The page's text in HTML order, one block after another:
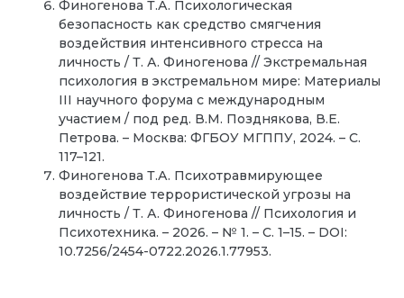
Финогенова Т.А. Психологическая
безопасность как средство смягчения
воздействия интенсивного стресса на
личность / Т. А. Финогенова // Экстремальная
психология в экстремальном мире: Материалы
III научного форума с международным
участием / под ред. В.М. Позднякова, В.Е.
Петрова. – Москва: ФГБОУ МГППУ, 2024. – С.
117–121.
Финогенова Т.А. Психотравмирующее
воздействие террористической угрозы на
личность / Т. А. Финогенова // Психология и
Психотехника. – 2026. – № 1. – С. 1–15. – DOI:
10.7256/2454-0722.2026.1.77953.